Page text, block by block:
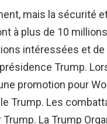
mais la sécurité
à plus de 10
intéressées et
Trump.
promotion pour
Trump. Les
La Trump